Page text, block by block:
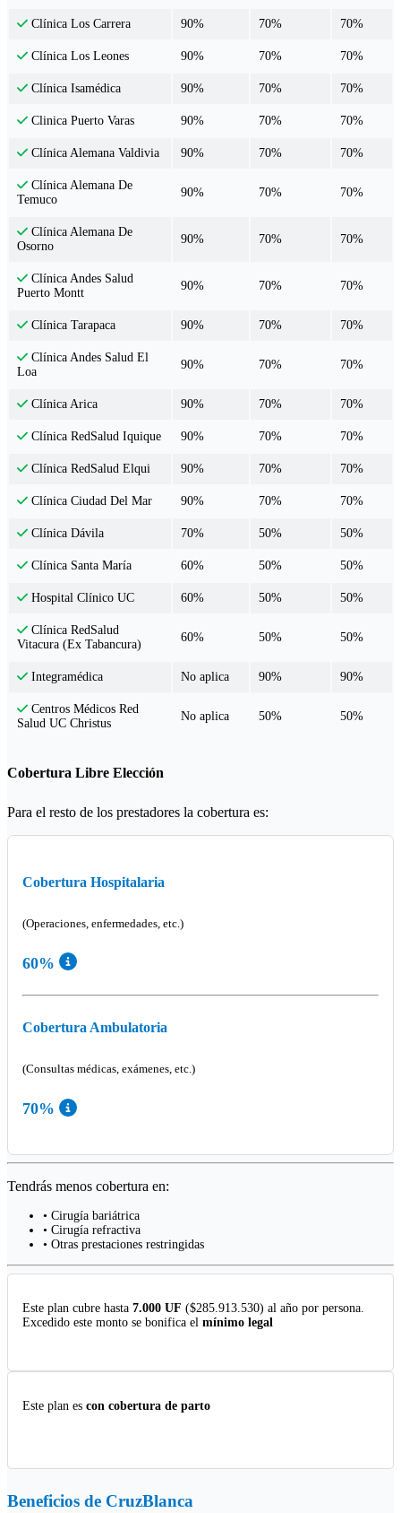
Clínica Los Carrera 90% 70% 70%
Clínica Los Leones 90% 70% 70%
Clínica Isamédica 90% 70% 70%
Clinica Puerto Varas 90% 70% 70%
Clínica Alemana Valdivia 90% 70% 70%
Clínica Alemana De
Temuco
90% 70% 70%
Clínica Alemana De
Osorno
90% 70% 70%
Clínica Andes Salud
Puerto Montt
90% 70% 70%
Clínica Tarapaca 90% 70% 70%
Clínica Andes Salud El
Loa
90% 70% 70%
Clínica Arica 90% 70% 70%
Clínica RedSalud Iquique 90% 70% 70%
Clínica RedSalud Elqui 90% 70% 70%
Clínica Ciudad Del Mar 90% 70% 70%
Clínica Dávila 70% 50% 50%
Clínica Santa María 60% 50% 50%
Hospital Clínico UC 60% 50% 50%
Clínica RedSalud
Vitacura (Ex Tabancura)
60% 50% 50%
Integramédica No aplica 90% 90%
Centros Médicos Red
Salud UC Christus
No aplica 50% 50%
Cobertura Libre Elección
Para el resto de los prestadores la cobertura es:
Cobertura Hospitalaria
(Operaciones, enfermedades, etc.)
60%
Cobertura Ambulatoria
(Consultas médicas, exámenes, etc.)
70%
Tendrás menos cobertura en:
• Cirugía bariátrica
• Cirugía refractiva
• Otras prestaciones restringidas
Este plan cubre hasta 7.000 UF ($285.913.530) al año por persona.
Excedido este monto se bonifica el mínimo legal
Este plan es con cobertura de parto
Beneficios de CruzBlanca